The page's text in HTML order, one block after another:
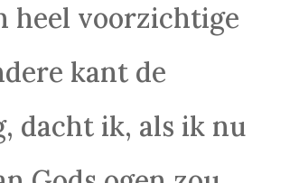
heel voorzichtige
kant de
dacht ik, als ik nu